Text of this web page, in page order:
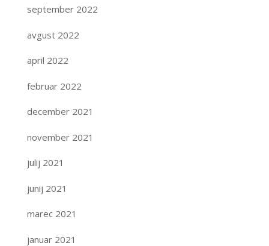
september 2022
avgust 2022
april 2022
februar 2022
december 2021
november 2021
julij 2021
junij 2021
marec 2021
januar 2021